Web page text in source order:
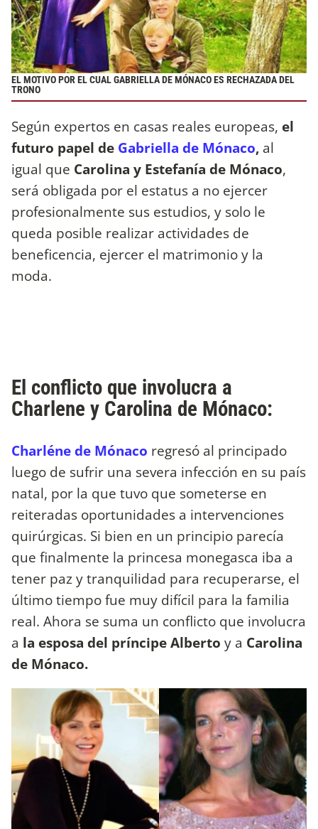
EL MOTIVO POR EL CUAL GABRIELLA DE MÓNACO ES RECHAZADA DEL
TRONO
Según expertos en casas reales europeas, el
futuro papel de Gabriella de Mónaco, al
igual que Carolina y Estefanía de Mónaco,
será obligada por el estatus a no ejercer
profesionalmente sus estudios, y solo le
queda posible realizar actividades de
beneficencia, ejercer el matrimonio y la
moda.
El conflicto que involucra a
Charlene y Carolina de Mónaco:
Charléne de Mónaco regresó al principado
luego de sufrir una severa infección en su país
natal, por la que tuvo que someterse en
reiteradas oportunidades a intervenciones
quirúrgicas. Si bien en un principio parecía
que finalmente la princesa monegasca iba a
tener paz y tranquilidad para recuperarse, el
último tiempo fue muy difícil para la familia
real. Ahora se suma un conflicto que involucra
a la esposa del príncipe Alberto y a Carolina
de Mónaco.